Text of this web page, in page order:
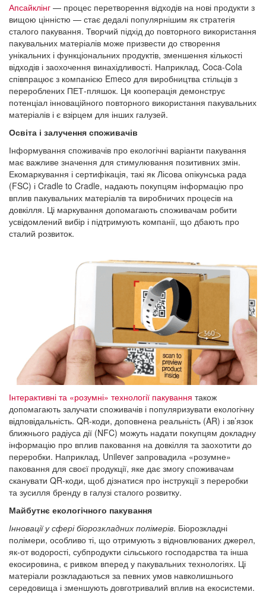
Апсайклінг — процес перетворення відходів на нові продукти з
вищою цінністю — стає дедалі популярнішим як стратегія
сталого пакування. Творчий підхід до повторного використання
пакувальних матеріалів може призвести до створення
унікальних і функціональних продуктів, зменшення кількості
відходів і заохочення винахідливості. Наприклад, Coca-Cola
співпрацює з компанією Emeco для виробництва стільців з
перероблених ПЕТ-пляшок. Ця кооперація демонструє
потенціал інноваційного повторного використання пакувальних
матеріалів і є взірцем для інших галузей.
Освіта і залучення споживачів
Інформування споживачів про екологічні варіанти пакування
має важливе значення для стимулювання позитивних змін.
Екомаркування і сертифікація, такі як Лісова опікунська рада
(FSC) і Cradle to Cradle, надають покупцям інформацію про
вплив пакувальних матеріалів та виробничих процесів на
довкілля. Ці маркування допомагають споживачам робити
усвідомлений вибір і підтримують компанії, що дбають про
сталий розвиток.
Інтерактивні та «розумні» технології пакування також
допомагають залучати споживачів і популяризувати екологічну
відповідальність. QR-коди, доповнена реальність (AR) і зв’язок
ближнього радіуса дії (NFC) можуть надати покупцям докладну
інформацію про вплив паковання на довкілля та заохотити до
переробки. Наприклад, Unilever запровадила «розумне»
паковання для своєї продукції, яке дає змогу споживачам
сканувати QR-коди, щоб дізнатися про інструкції з переробки
та зусилля бренду в галузі сталого розвитку.
Майбутнє екологічного пакування
Інновації у сфері біорозкладних полімерів. Біорозкладні
полімери, особливо ті, що отримують з відновлюваних джерел,
як-от водорості, субпродукти сільського господарства та інша
екосировина, є ривком вперед у пакувальних технологіях. Ці
матеріали розкладаються за певних умов навколишнього
середовища і зменшують довготривалий вплив на екосистеми.